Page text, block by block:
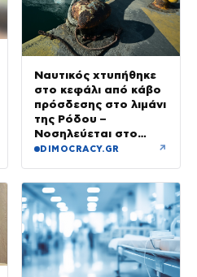
Ναυτικός χτυπήθηκε
στο κεφάλι από κάβο
πρόσδεσης στο λιμάνι
της Ρόδου –
Νοσηλεύεται στο
νοσοκομείο
DIMOCRACY.GR ↗